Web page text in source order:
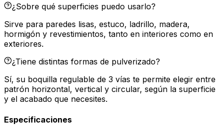
¿Sobre qué superficies puedo usarlo?
Sirve para paredes lisas, estuco, ladrillo, madera,
hormigón y revestimientos, tanto en interiores como en
exteriores.
¿Tiene distintas formas de pulverizado?
Sí, su boquilla regulable de 3 vías te permite elegir entre
patrón horizontal, vertical y circular, según la superficie
y el acabado que necesites.
Especificaciones